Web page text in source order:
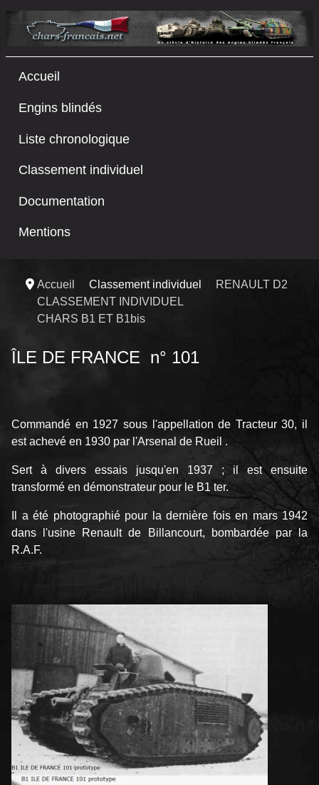
Accueil
Engins blindés
Liste chronologique
Classement individuel
Documentation
Mentions
Accueil Classement individuel
RENAULT D2
CLASSEMENT INDIVIDUEL
CHARS B1 ET B1bis
ÎLE DE FRANCE n° 101
Commandé en 1927 sous l'appellation de Tracteur 30, il
est achevé en 1930 par l'Arsenal de Rueil .
Sert à divers essais jusqu'en 1937 ; il est ensuite
transformé en démonstrateur pour le B1 ter.
Il a été photographié pour la dernière fois en mars 1942
dans l'usine Renault de Billancourt, bombardée par la
R.A.F.